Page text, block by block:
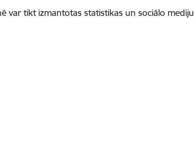
var tikt izmantotas statistikas un sociālo mediju